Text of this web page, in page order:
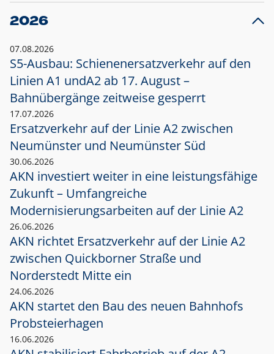
2026
07.08.2026
S5-Ausbau: Schienenersatzverkehr auf den
Linien A1 undA2 ab 17. August –
Bahnübergänge zeitweise gesperrt
17.07.2026
Ersatzverkehr auf der Linie A2 zwischen
Neumünster und Neumünster Süd
30.06.2026
AKN investiert weiter in eine leistungsfähige
Zukunft – Umfangreiche
Modernisierungsarbeiten auf der Linie A2
26.06.2026
AKN richtet Ersatzverkehr auf der Linie A2
zwischen Quickborner Straße und
Norderstedt Mitte ein
24.06.2026
AKN startet den Bau des neuen Bahnhofs
Probsteierhagen
16.06.2026